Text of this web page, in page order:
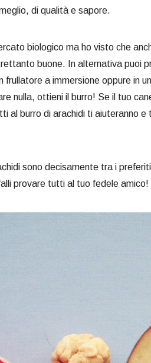
di qualità e sapore.
biologico ma ho visto che
buone. In alternativa puoi
a immersione oppure in
nulla, ottieni il burro! Se il tuo
al burro di arachidi ti aiuteranno e
sono decisamente tra i
provare tutti al tuo fedele amico!